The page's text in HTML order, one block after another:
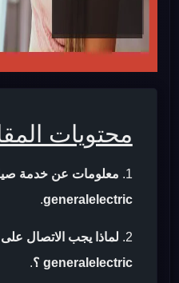
محتويات
معلومات عن خدمة
generalelectric
.
لماذا يجب الاتصال
generalelectric ؟
.